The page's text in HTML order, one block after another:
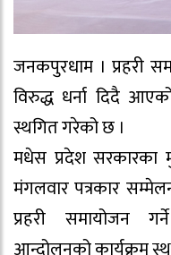
जनकपुरधाम । प्रहरी
विरुद्ध धर्ना दिदै
स्थगित गरेको छ ।
मधेस प्रदेश सरकारका
मंगलवार पत्रकार
प्रहरी समायोजन